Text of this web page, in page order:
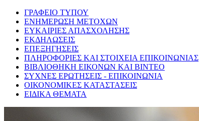
ΓΡΑΦΕΙΟ ΤΥΠΟΥ
ΕΝΗΜΕΡΩΣΗ ΜΕΤΟΧΩΝ
ΕΥΚΑΙΡΙΕΣ ΑΠΑΣΧΟΛΗΣΗΣ
ΕΚΔΗΛΩΣΕΙΣ
ΕΠΕΞΗΓΗΣΕΙΣ
ΠΛΗΡΟΦΟΡΙΕΣ ΚΑΙ ΣΤΟΙΧΕΙΑ ΕΠΙΚΟΙΝΩΝΙΑΣ
ΒΙΒΛΙΟΘΗΚΗ ΕΙΚΟΝΩΝ ΚΑΙ ΒΙΝΤΕΟ
ΣΥΧΝΕΣ ΕΡΩΤΗΣΕΙΣ - ΕΠΙΚΟΙΝΩΝΙΑ
ΟΙΚΟΝΟΜΙΚΕΣ ΚΑΤΑΣΤΑΣΕΙΣ
ΕΙΔΙΚΑ ΘΕΜΑΤΑ